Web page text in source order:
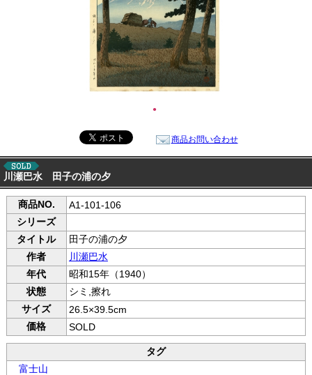
●
商品お問い合わせ
川瀬巴水 田子の浦の夕
商品NO.
A1-101-106
シリーズ
タイトル
田子の浦の夕
作者
川瀬巴水
年代
昭和15年（1940）
状態
シミ,擦れ
サイズ
26.5×39.5cm
価格
SOLD
タグ
富士山